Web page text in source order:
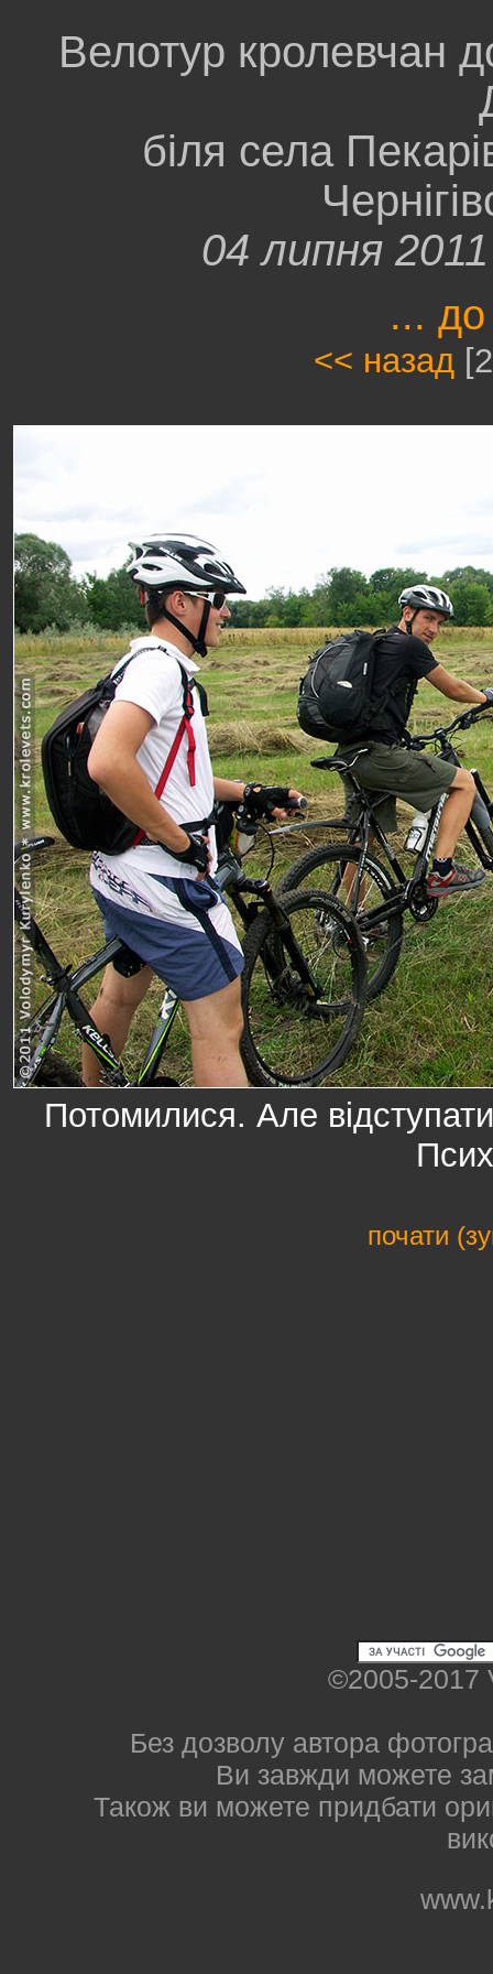
Велотур кролевчан
біля села
04 липня
... до
<< назад
Потомилися. Але
почати
©2005-2017
Без дозволу автора
Ви завжди можете
Також ви можете придбати